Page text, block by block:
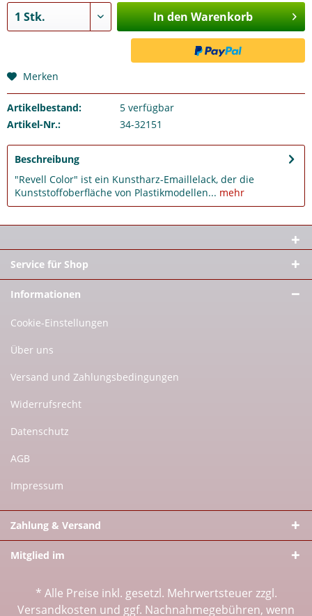
In den Warenkorb
Merken
Artikelbestand: 5verfügbar
Artikel-Nr.:
34-32151
Beschreibung
"Revell Color" ist ein Kunstharz-Emaillelack, der die
Kunststoffoberfläche von Plastikmodellen... mehr
Service für Shop
Informationen
Cookie-Einstellungen
Über uns
Versand und Zahlungsbedingungen
Widerrufsrecht
Datenschutz
AGB
Impressum
Zahlung & Versand
Mitglied im
* Alle Preise inkl. gesetzl. Mehrwertsteuer zzgl.
Versandkosten und ggf. Nachnahmegebühren, wenn